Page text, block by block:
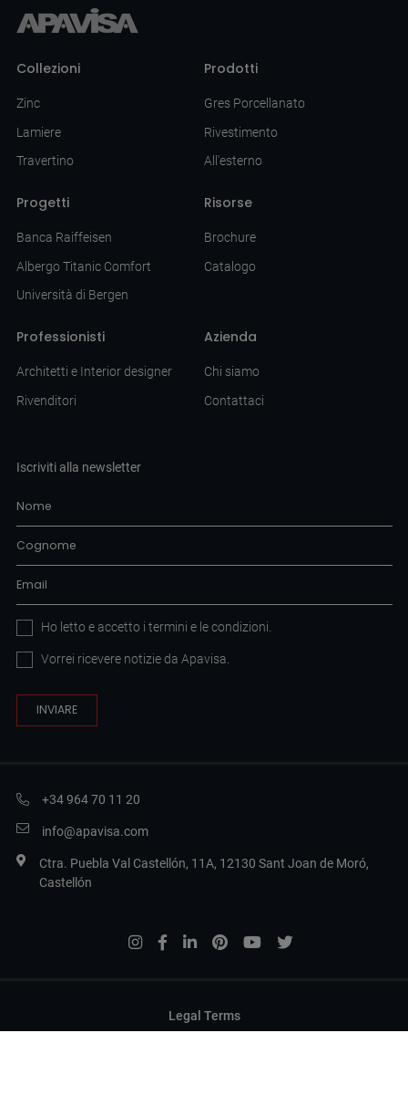
Collezioni
Zinc
Lamiere
Travertino
Prodotti
Gres Porcellanato
Rivestimento
All'esterno
Progetti
Banca Raiffeisen
Albergo Titanic Comfort
Università di Bergen
Risorse
Brochure
Catalogo
Professionisti
Architetti e Interior designer
Rivenditori
Azienda
Chi siamo
Contattaci
Iscriviti alla newsletter
Ho letto e accetto i termini e le condizioni
Vorrei ricevere notizie da Apavisa.
+34 964 70 11 20
info@apavisa.com
Ctra. Puebla Val Castellón, 11A, 12130 Sant Joan de Moró,
Castellón
Legal Terms